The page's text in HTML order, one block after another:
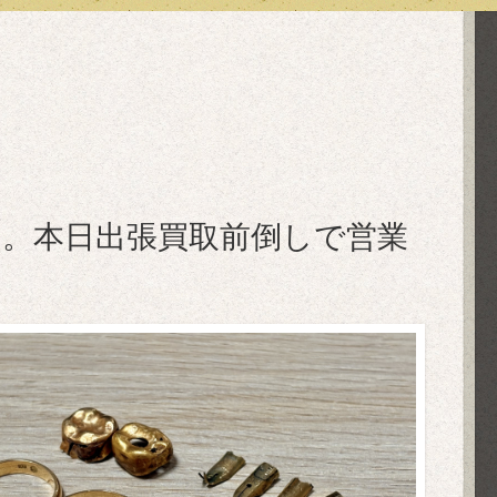
本日出張買取前倒しで営業